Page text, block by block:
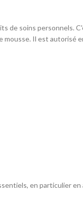
de soins personnels.
mousse. Il est autorisé
en particulier